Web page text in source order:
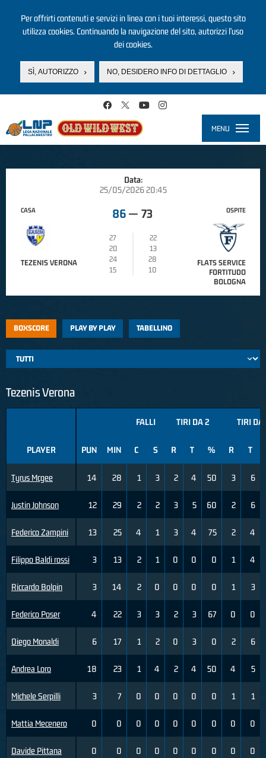
Per offrirti contenuti e servizi in linea con i tuoi interessi, questo sito
utilizza cookies. Continuando la navigazione del sito, autorizzi l’uso
dei cookies.
SÌ, AUTORIZZO NO, DESIDERO INFO DI DETTAGLIO
MENU
Data:
25/05/2026 20:45
CASA
TEZENIS VERONA
86 — 73
27
22
20
13
24
28
15
10
OSPITE
FLATS SERVICE
FORTITUDO
BOLOGNA
BOXSCORE PLAY BY PLAY TABELLINO
Tezenis Verona
PLAYER
Tyrus Mcgee
Justin Johnson
Federico Zampini
Filippo Baldi rossi
Riccardo Bolpin
Federico Poser
Diego Monaldi
Andrea Loro
Michele Serpilli
Mattia Mecenero
Davide Pittana
FALLI TIRI DA 2 TIRI DA
PUN MIN C S R T % R T
14 28 1 3 2 4 50 3 6
12 29 2 2 3 5 60 2 6
13 25 4 1 3 4 75 2 4
3 13 2 1 0 0 0 1 4
3 14 2 0 0 0 0 1 3
4 22 3 3 2 3 67 0 0
6 17 1 2 0 3 0 2 6
18 23 1 4 2 4 50 4 5
3 7 0 0 0 0 0 1 1
0 0 0 0 0 0 0 0 0
0 0 0 0 0 0 0 0 0